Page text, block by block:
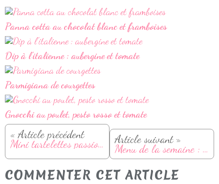
Panna cotta au chocolat blanc et framboises
Dip à l'italienne : aubergine et tomate
Parmigiana de courgettes
Gnocchi au poulet, pesto rosso et tomate
« Article précédent
Mini tartelettes passion et chocolat Article suivant »
Menu de la semaine : Du 29 septembre au 05 octobre
COMMENTER CET ARTICLE